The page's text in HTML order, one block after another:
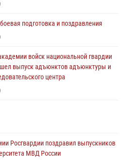
подготовка и поздравления
войск национальной гвардии
выпуск адъюнктов адъюнктуры и
центра
Росгвардии поздравил выпускников
МВД России